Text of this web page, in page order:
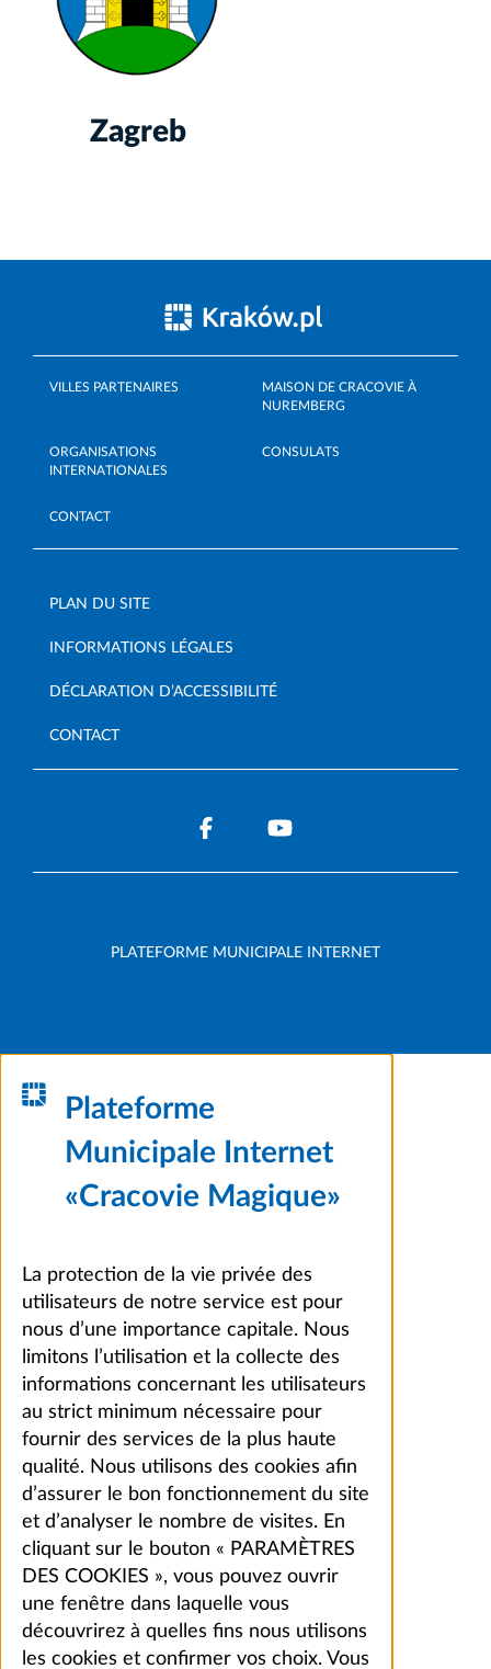
Zagreb
VILLES PARTENAIRES
MAISON DE CRACOVIE À
NUREMBERG
ORGANISATIONS
INTERNATIONALES
CONSULATS
CONTACT
PLAN DU SITE
INFORMATIONS LÉGALES
DÉCLARATION D’ACCESSIBILITÉ
CONTACT
PLATEFORME MUNICIPALE INTERNET
Plateforme
Municipale Internet
«Cracovie Magique»
La protection de la vie privée des
utilisateurs de notre service est pour
nous d’une importance capitale. Nous
limitons l’utilisation et la collecte des
informations concernant les utilisateurs
au strict minimum nécessaire pour
fournir des services de la plus haute
qualité. Nous utilisons des cookies afin
d’assurer le bon fonctionnement du site
et d’analyser le nombre de visites. En
cliquant sur le bouton « PARAMÈTRES
DES COOKIES », vous pouvez ouvrir
une fenêtre dans laquelle vous
découvrirez à quelles fins nous utilisons
les cookies et confirmer vos choix. Vous